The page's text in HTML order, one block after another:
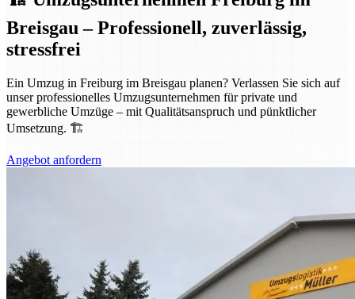
Breisgau – Professionell, zuverlässig,
stressfrei
Ein Umzug in Freiburg im Breisgau planen? Verlassen Sie sich auf
unser professionelles Umzugsunternehmen für private und
gewerbliche Umzüge – mit Qualitätsanspruch und pünktlicher
Umsetzung. 🏗️
Angebot anfordern